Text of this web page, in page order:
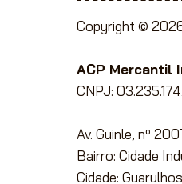
Copyright ©
ACP Mercantil
CNPJ:
Av. Guinle, nº
Bairro: Cidade
Cidade: